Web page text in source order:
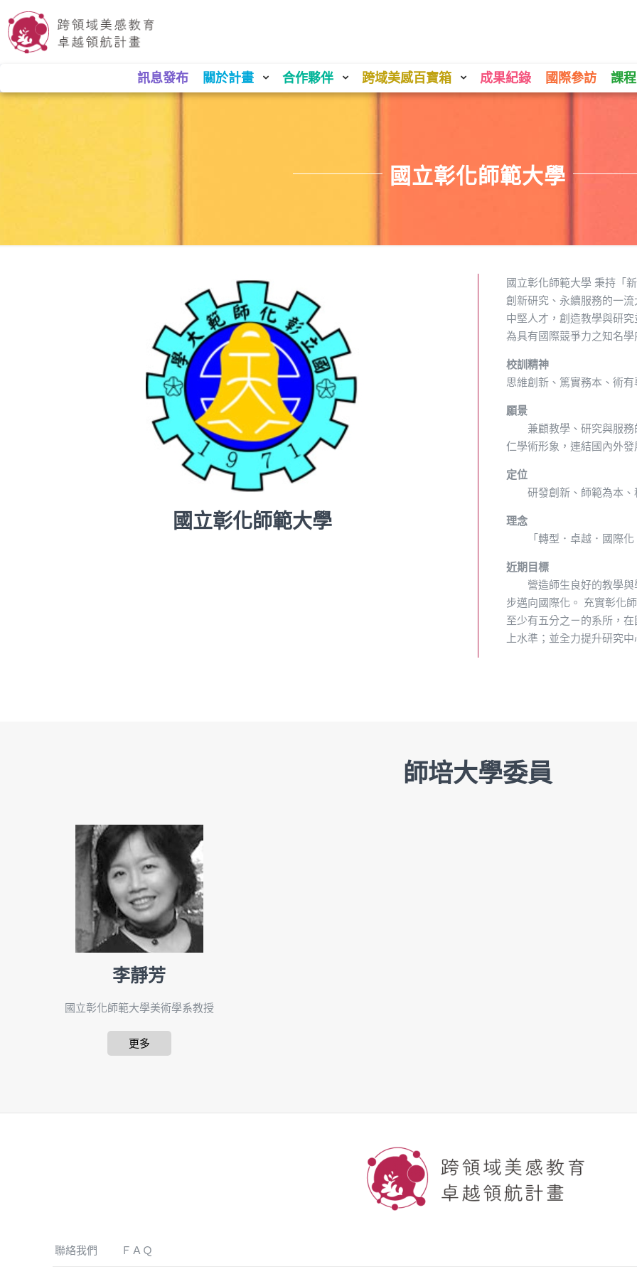
訊息發布 關於計畫 合作夥伴 跨域美感百寶箱 成果紀錄 國際參訪 課
國立彰化師範大學
國立彰化師範大學
國立彰化師範大學 秉持「
創新研究、永續服務的一
中堅人才，創造教學與研
為具有國際競爭力之知名
校訓精神
思維創新、篤實務本、術
願景
兼顧教學、研究與服務
仁學術形象，連結國內外
定位
研發創新、師範為本、
理念
「轉型．卓越．國際化
近期目標
營造師生良好的教學與
步邁向國際化。 充實彰化
至少有五分之ㄧ的系所，
上水準；並全力提升研究
師培大學委員
李靜芳
國立彰化師範大學美術學系教授
更多
聯絡我們 ＦＡＱ